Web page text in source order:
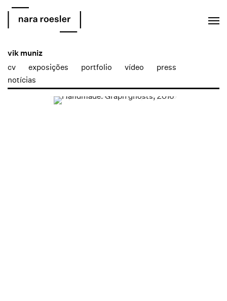
vik muniz
cv
exposições portfolio vídeo
press
notícias
Open a larger version of the following image in a popup: